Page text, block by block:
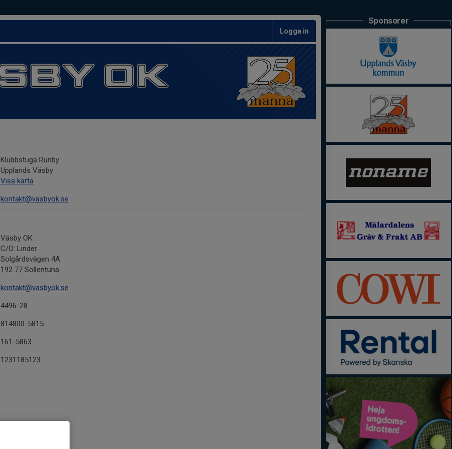
Logga in
Klubbstuga Runby
Upplands Väsby
Visa karta
kontakt@vasbyok.se
Väsby OK
C/O: Linder
Solgårdsvägen 4A
192 77 Sollentuna
kontakt@vasbyok.se
4496-28
814800-5815
161-5863
1231185123
Sponsorer